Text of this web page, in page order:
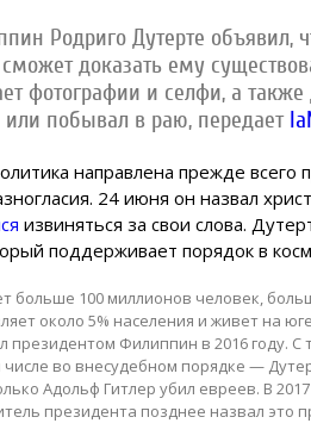
Родриго Дутерте объявил,
доказать ему
фотографии и селфи, а также
побывал в раю, передает
направлена прежде всего
24 июня он назвал
извиняться за свои слова.
поддерживает порядок в
больше 100 миллионов человек,
около 5% населения и живет на
президентом Филиппин в 2016 году.
во внесудебном порядке —
Адольф Гитлер убил евреев. В 2017
президента позднее назвал это